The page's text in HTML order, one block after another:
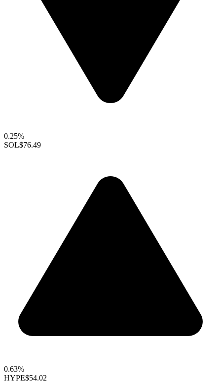
0.25%
SOL$76.49
0.63%
HYPE$54.02